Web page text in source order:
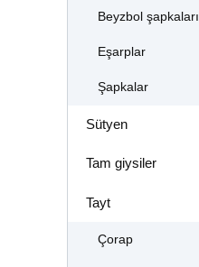
Beyzbol şapkaları
Eşarplar
Şapkalar
Sütyen
Tam giysiler
Tayt
Çorap